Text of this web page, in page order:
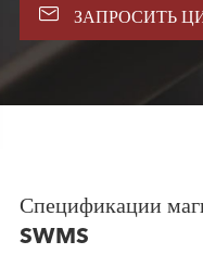
 ЗАПРОСИТЬ
Спецификации
SWMS